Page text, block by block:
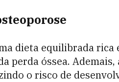
dieta equilibrada rica
perda óssea.
o risco de